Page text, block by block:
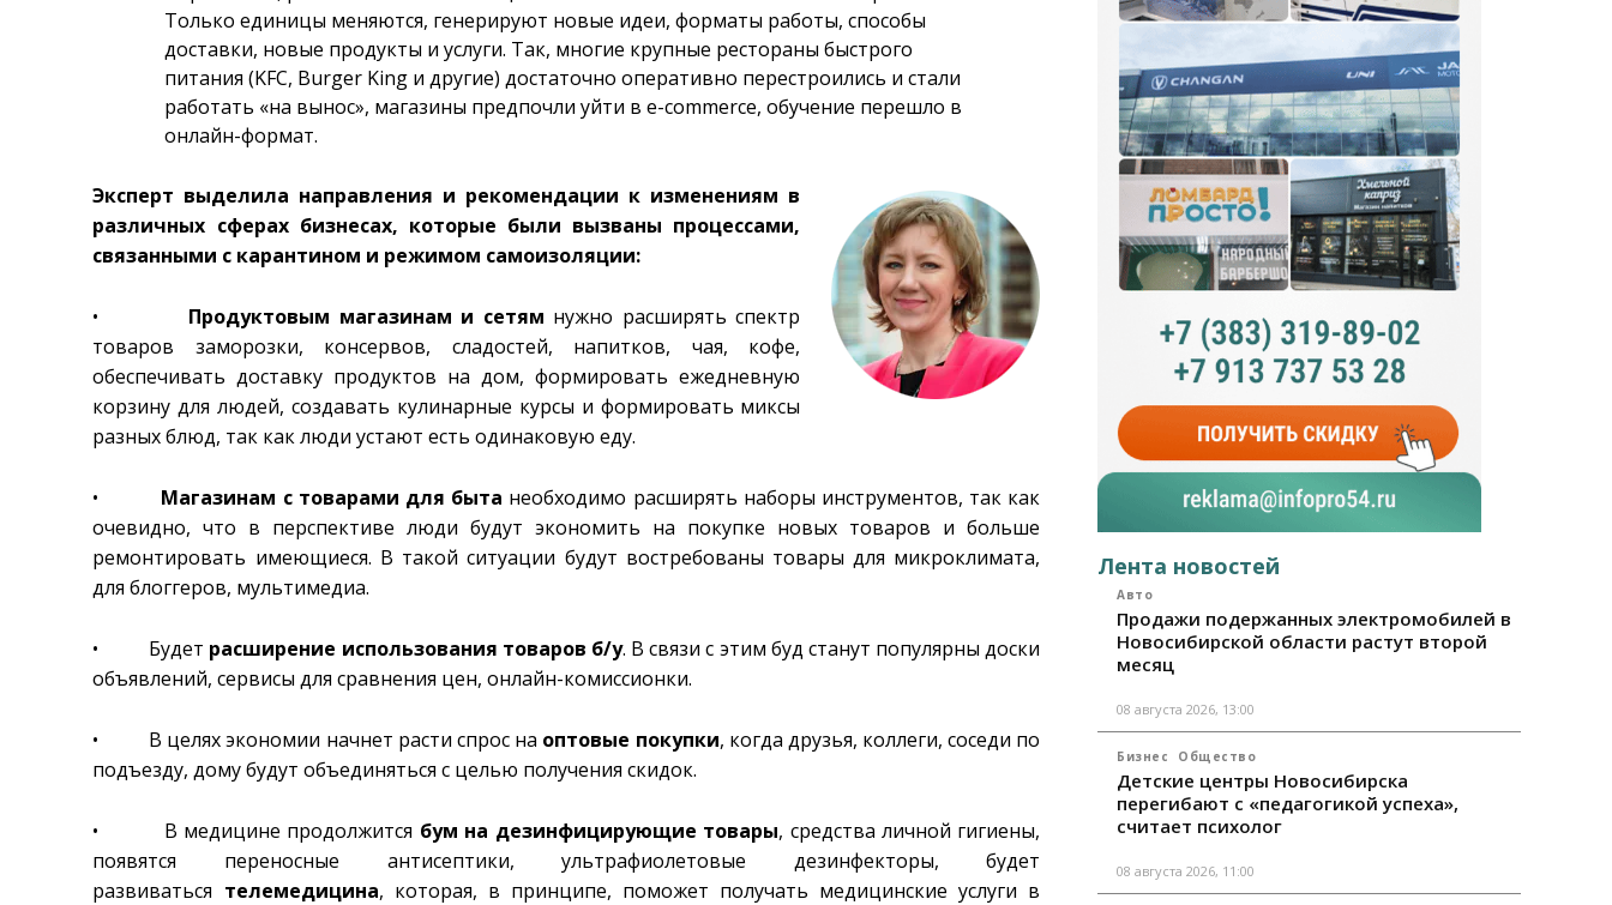
Только единицы меняются, генерируют новые идеи, форматы работы, способы
доставки, новые продукты и услуги. Так, многие крупные рестораны быстрого
питания (KFC, Burger King и другие) достаточно оперативно перестроились и стали
работать «на вынос», магазины предпочли уйти в e-commerce, обучение перешло в
онлайн-формат.
Эксперт выделила направления и рекомендации к изменениям в
различных сферах бизнесах, которые были вызваны процессами,
связанными с карантином и режимом самоизоляции:
• Продуктовым магазинам и сетям нужно расширять спектр
товаров заморозки, консервов, сладостей, напитков, чая, кофе,
обеспечивать доставку продуктов на дом, формировать ежедневную
корзину для людей, создавать кулинарные курсы и формировать миксы
разных блюд, так как люди устают есть одинаковую еду.
• Магазинам с товарами для быта необходимо расширять наборы инструментов, так как
очевидно, что в перспективе люди будут экономить на покупке новых товаров и больше
ремонтировать имеющиеся. В такой ситуации будут востребованы товары для микроклимата,
для блоггеров, мультимедиа.
• Будет расширение использования товаров б/у. В связи с этим буд станут популярны доски
объявлений, сервисы для сравнения цен, онлайн-комиссионки.
• В целях экономии начнет расти спрос на оптовые покупки, когда друзья, коллеги, соседи по
подъезду, дому будут объединяться с целью получения скидок.
• В медицине продолжится бум на дезинфицирующие товары, средства личной гигиены,
появятся переносные антисептики, ультрафиолетовые дезинфекторы, будет
развиваться телемедицина, которая, в принципе, поможет получать медицинские услуги в
Лента новостей
Авто
Продажи подержанных электромобилей в
Новосибирской области растут второй
месяц
08 августа 2026, 13:00
Бизнес Общество
Детские центры Новосибирска
перегибают с «педагогикой успеха»,
считает психолог
08 августа 2026, 11:00